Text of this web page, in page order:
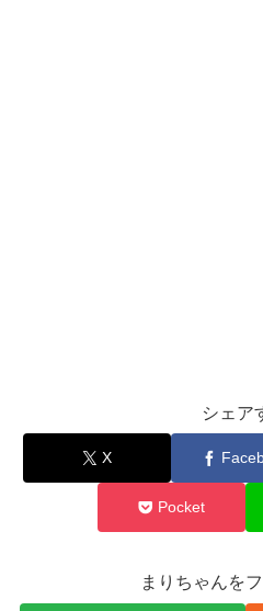
シェア
X
Pocket
まりちゃんを